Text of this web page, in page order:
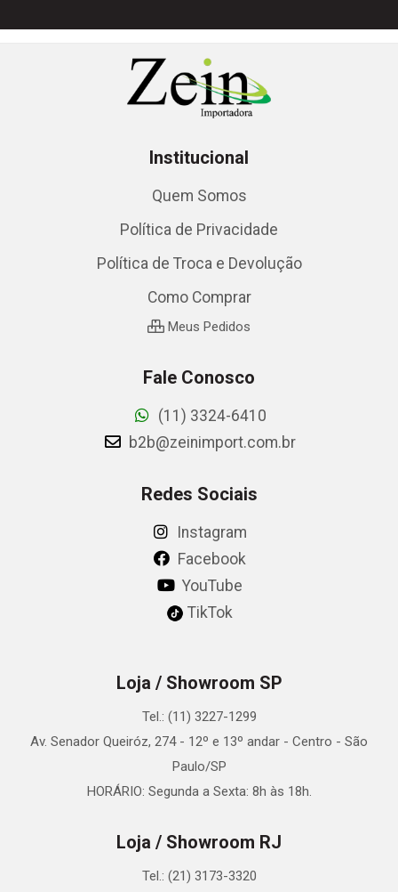
Institucional
Quem Somos
Política de Privacidade
Política de Troca e Devolução
Como Comprar
Meus Pedidos
Fale Conosco
(11) 3324-6410
b2b@zeinimport.com.br
Redes Sociais
Instagram
Facebook
YouTube
TikTok
Loja / Showroom SP
Tel.: (11) 3227-1299
Av. Senador Queiróz, 274 - 12º e 13º andar - Centro - São
Paulo/SP
HORÁRIO: Segunda a Sexta: 8h às 18h.
Loja / Showroom RJ
Tel.: (21) 3173-3320